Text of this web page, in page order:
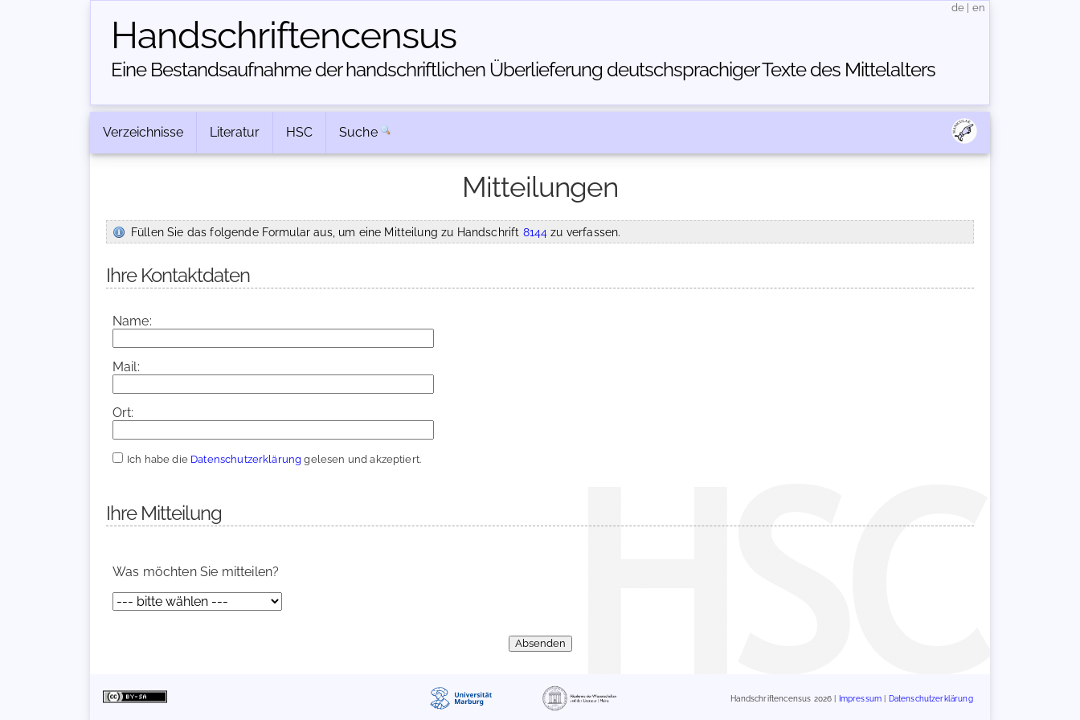
Handschriften­census
Eine Bestandsaufnahme der handschriftlichen Über­lieferung deutschsprachiger Texte des Mittelalters
de en
Verzeichnisse Literatur HSC Suche
Mitteilungen
Füllen Sie das folgende Formular aus, um eine Mitteilung zu Handschrift 8144 zu verfassen.
Ihre Kontaktdaten
Name:
Mail:
Ort:
Ich habe die Datenschutzerklärung gelesen und akzeptiert.
Ihre Mitteilung
Was möchten Sie mitteilen?
Handschriftencensus 2026 | Impressum Datenschutzerklärung